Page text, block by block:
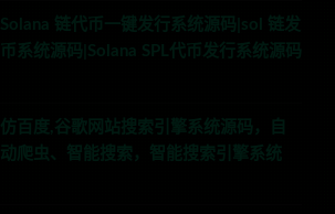
Solana 链代币一键发行系统源码|sol 链发
币系统源码|Solana SPL代币发行系统源码
仿百度,谷歌网站搜索引擎系统源码，自
动爬虫、智能搜索，智能搜索引擎系统